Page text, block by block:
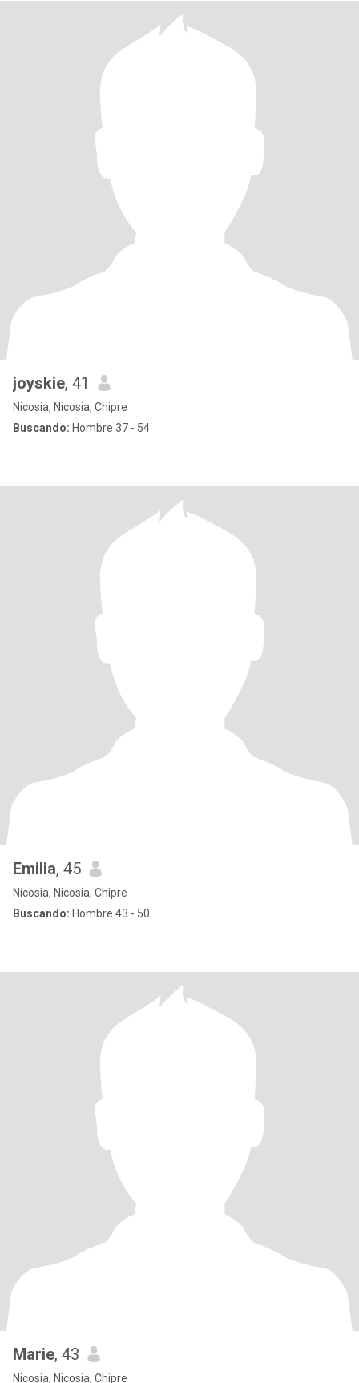
joyskie, 41
Nicosia, Nicosia, Chipre
Buscando: Hombre 37 - 54
Emilia, 45
Nicosia, Nicosia, Chipre
Buscando: Hombre 43 - 50
Marie, 43
Nicosia, Nicosia, Chipre